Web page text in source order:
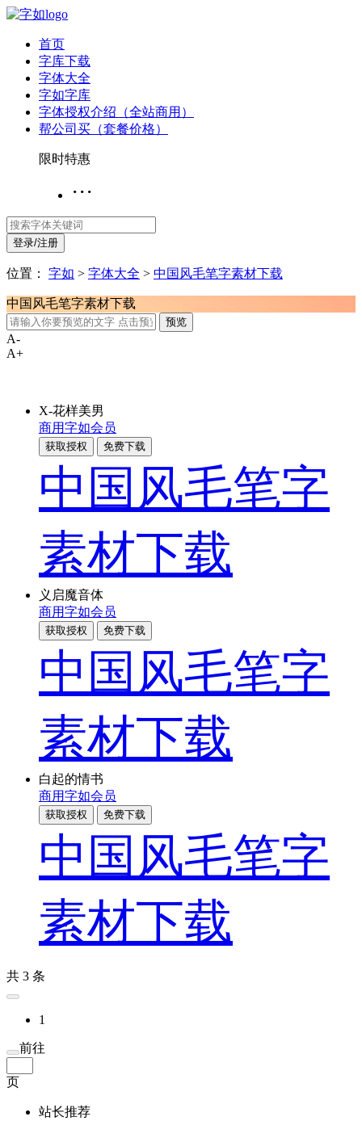
首页
字库下载
字体大全
字如字库
字体授权介绍（全站商用）
帮公司买（套餐价格）
限时特惠
···
登录/注册
位置： 字如 > 字体大全 > 中国风毛笔字素材下载
中国风毛笔字素材下载
预览
A-
A+
X-花样美男
商用字如会员
获取授权 免费下载
中国风毛笔字
素材下载
义启魔音体
商用字如会员
获取授权 免费下载
中国风毛笔字
素材下载
白起的情书
商用字如会员
获取授权 免费下载
中国风毛笔字
素材下载
共 3 条
1
前往
页
站长推荐